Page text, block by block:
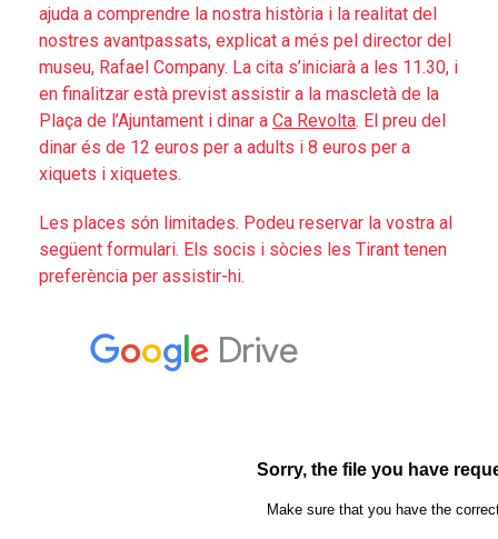
ajuda a comprendre la nostra història i la realitat del
nostres avantpassats, explicat a més pel director del
museu, Rafael Company. La cita s’iniciarà a les 11.30, i
en finalitzar està previst assistir a la mascletà de la
Plaça de l’Ajuntament i dinar a Ca Revolta. El preu del
dinar és de 12 euros per a adults i 8 euros per a
xiquets i xiquetes.
Les places són limitades. Podeu reservar la vostra al
següent formulari. Els socis i sòcies les Tirant tenen
preferència per assistir-hi.